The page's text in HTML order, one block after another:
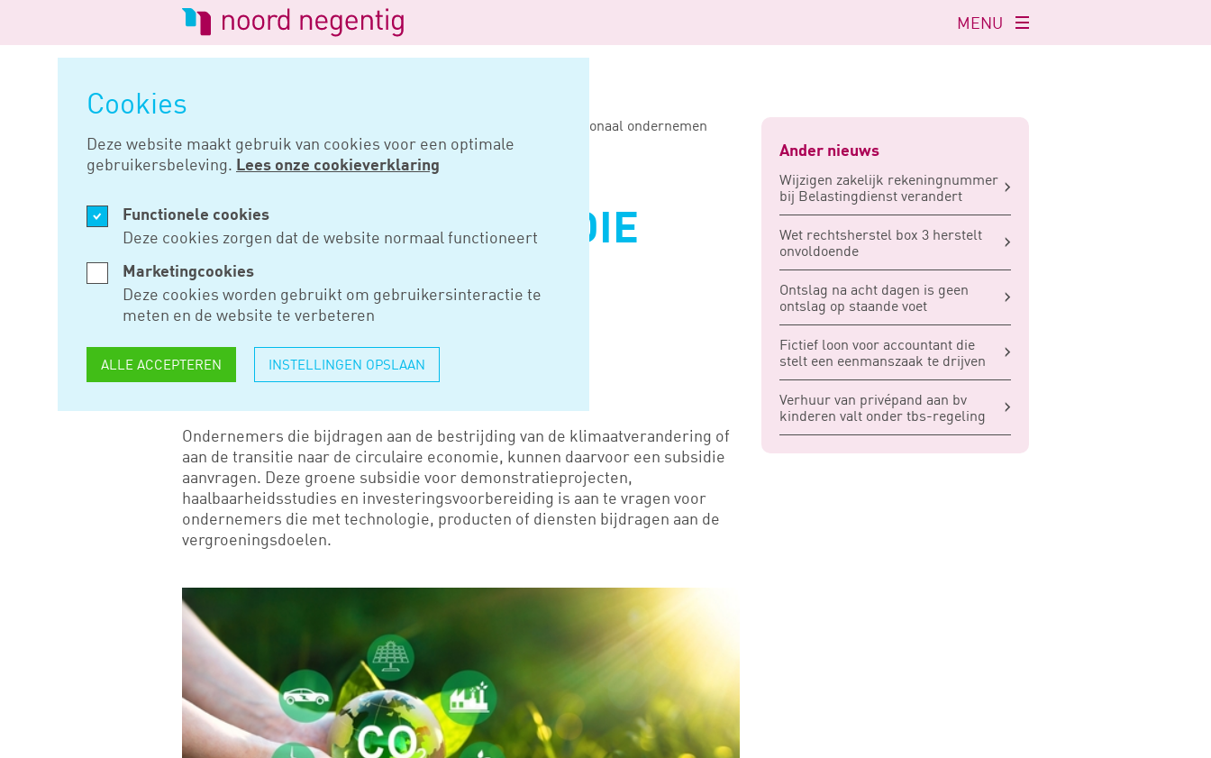
Cookies
Deze website maakt gebruik van cookies voor een optimale
gebruikersbeleving. Lees onze cookieverklaring
Functionele cookies
Deze cookies zorgen dat de website normaal functioneert
Marketingcookies
Deze cookies worden gebruikt om gebruikersinteractie te
meten en de website te verbeteren
ALLE ACCEPTEREN INSTELLINGEN OPSLAAN
Logo
van
Noord
Negentig
Navigatie
openen
MENU
Groene dhi-subsidie voor duurzaam internationaal ondernemen
JUN 28, 2023
GROENE DHI-SUBSIDIE
VOOR DUURZAAM
INTERNATIONAAL
ONDERNEMEN
Ondernemers die bijdragen aan de bestrijding van de klimaatverandering of
aan de transitie naar de circulaire economie, kunnen daarvoor een subsidie
aanvragen. Deze groene subsidie voor demonstratieprojecten,
haalbaarheidsstudies en investeringsvoorbereiding is aan te vragen voor
ondernemers die met technologie, producten of diensten bijdragen aan de
vergroeningsdoelen.
Ander nieuws
Wijzigen zakelijk rekeningnummer
bij Belastingdienst verandert
Wet rechtsherstel box 3 herstelt
onvoldoende
Ontslag na acht dagen is geen
ontslag op staande voet
Fictief loon voor accountant die
stelt een eenmanszaak te drijven
Verhuur van privépand aan bv
kinderen valt onder tbs-regeling